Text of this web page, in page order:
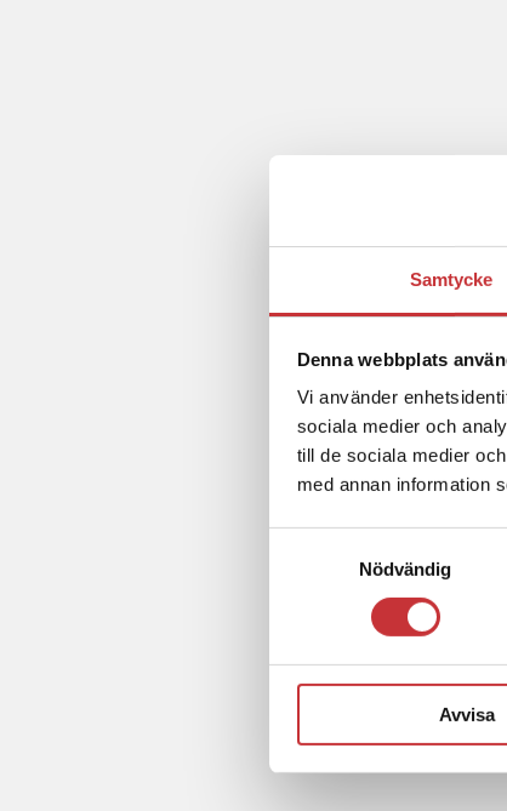
Samtycke
Denna webbplats
Vi använder
sociala medier och
till de sociala medier
med annan information
Nödvändig
Avvisa